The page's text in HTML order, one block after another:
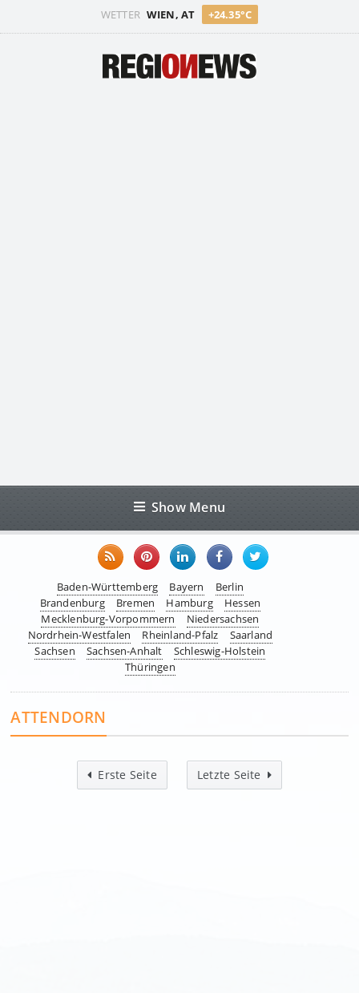
WETTER WIEN, AT +24.35°C
Show Menu
Baden-Württemberg Bayern
Berlin
Brandenburg
Bremen Hamburg
Hessen
Mecklenburg-Vorpommern
Niedersachsen
Nordrhein-Westfalen
Rheinland-Pfalz
Saarland
Sachsen
Sachsen-Anhalt
Schleswig-Holstein
Thüringen
ATTENDORN
Erste Seite Letzte Seite